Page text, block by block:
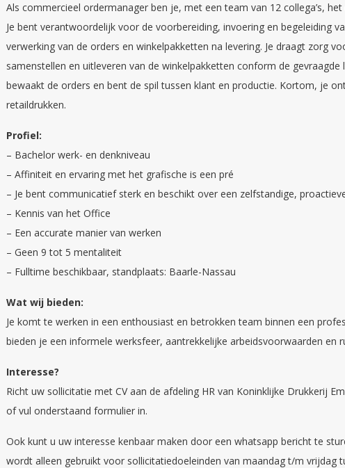
Als commercieel ordermanager ben je, met een team van 12 collega’s,
Je bent verantwoordelijk voor de voorbereiding, invoering en begeleiding
verwerking van de orders en winkelpakketten na levering. Je draagt zorg
samenstellen en uitleveren van de winkelpakketten conform de
bewaakt de orders en bent de spil tussen klant en productie. Kortom, je
retaildrukken.
Profiel:
– Bachelor werk- en denkniveau
– Affiniteit en ervaring met het grafische is een pré
– Je bent communicatief sterk en beschikt over een zelfstandige,
– Kennis van het Office
– Een accurate manier van werken
– Geen 9 tot 5 mentaliteit
– Fulltime beschikbaar, standplaats: Baarle-Nassau
Wat wij bieden:
Je komt te werken in een enthousiast en betrokken team binnen een
bieden je een informele werksfeer, aantrekkelijke arbeidsvoorwaarden en
Interesse?
Richt uw sollicitatie met CV aan de afdeling HR van Koninklijke Drukkerij
of vul onderstaand formulier in.
Ook kunt u uw interesse kenbaar maken door een whatsapp bericht te
wordt alleen gebruikt voor sollicitatiedoeleinden van maandag t/m vrijdag